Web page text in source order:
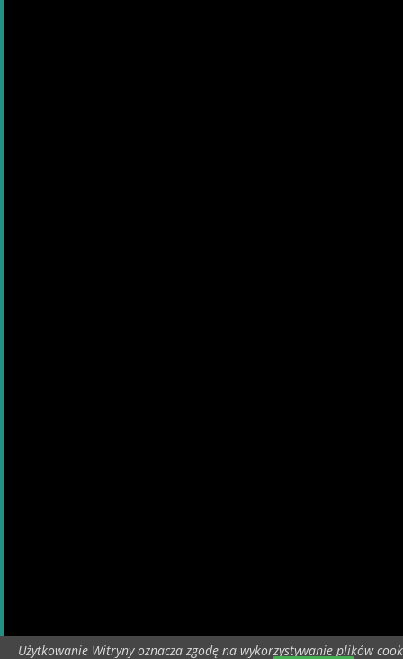
Użytkowanie Witryny oznacza zgodę na wykorzystywanie plików